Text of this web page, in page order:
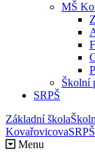
MŠ
Školní
SRPŠ
Základní škola
KovařovicovaSRPŠ
Menu